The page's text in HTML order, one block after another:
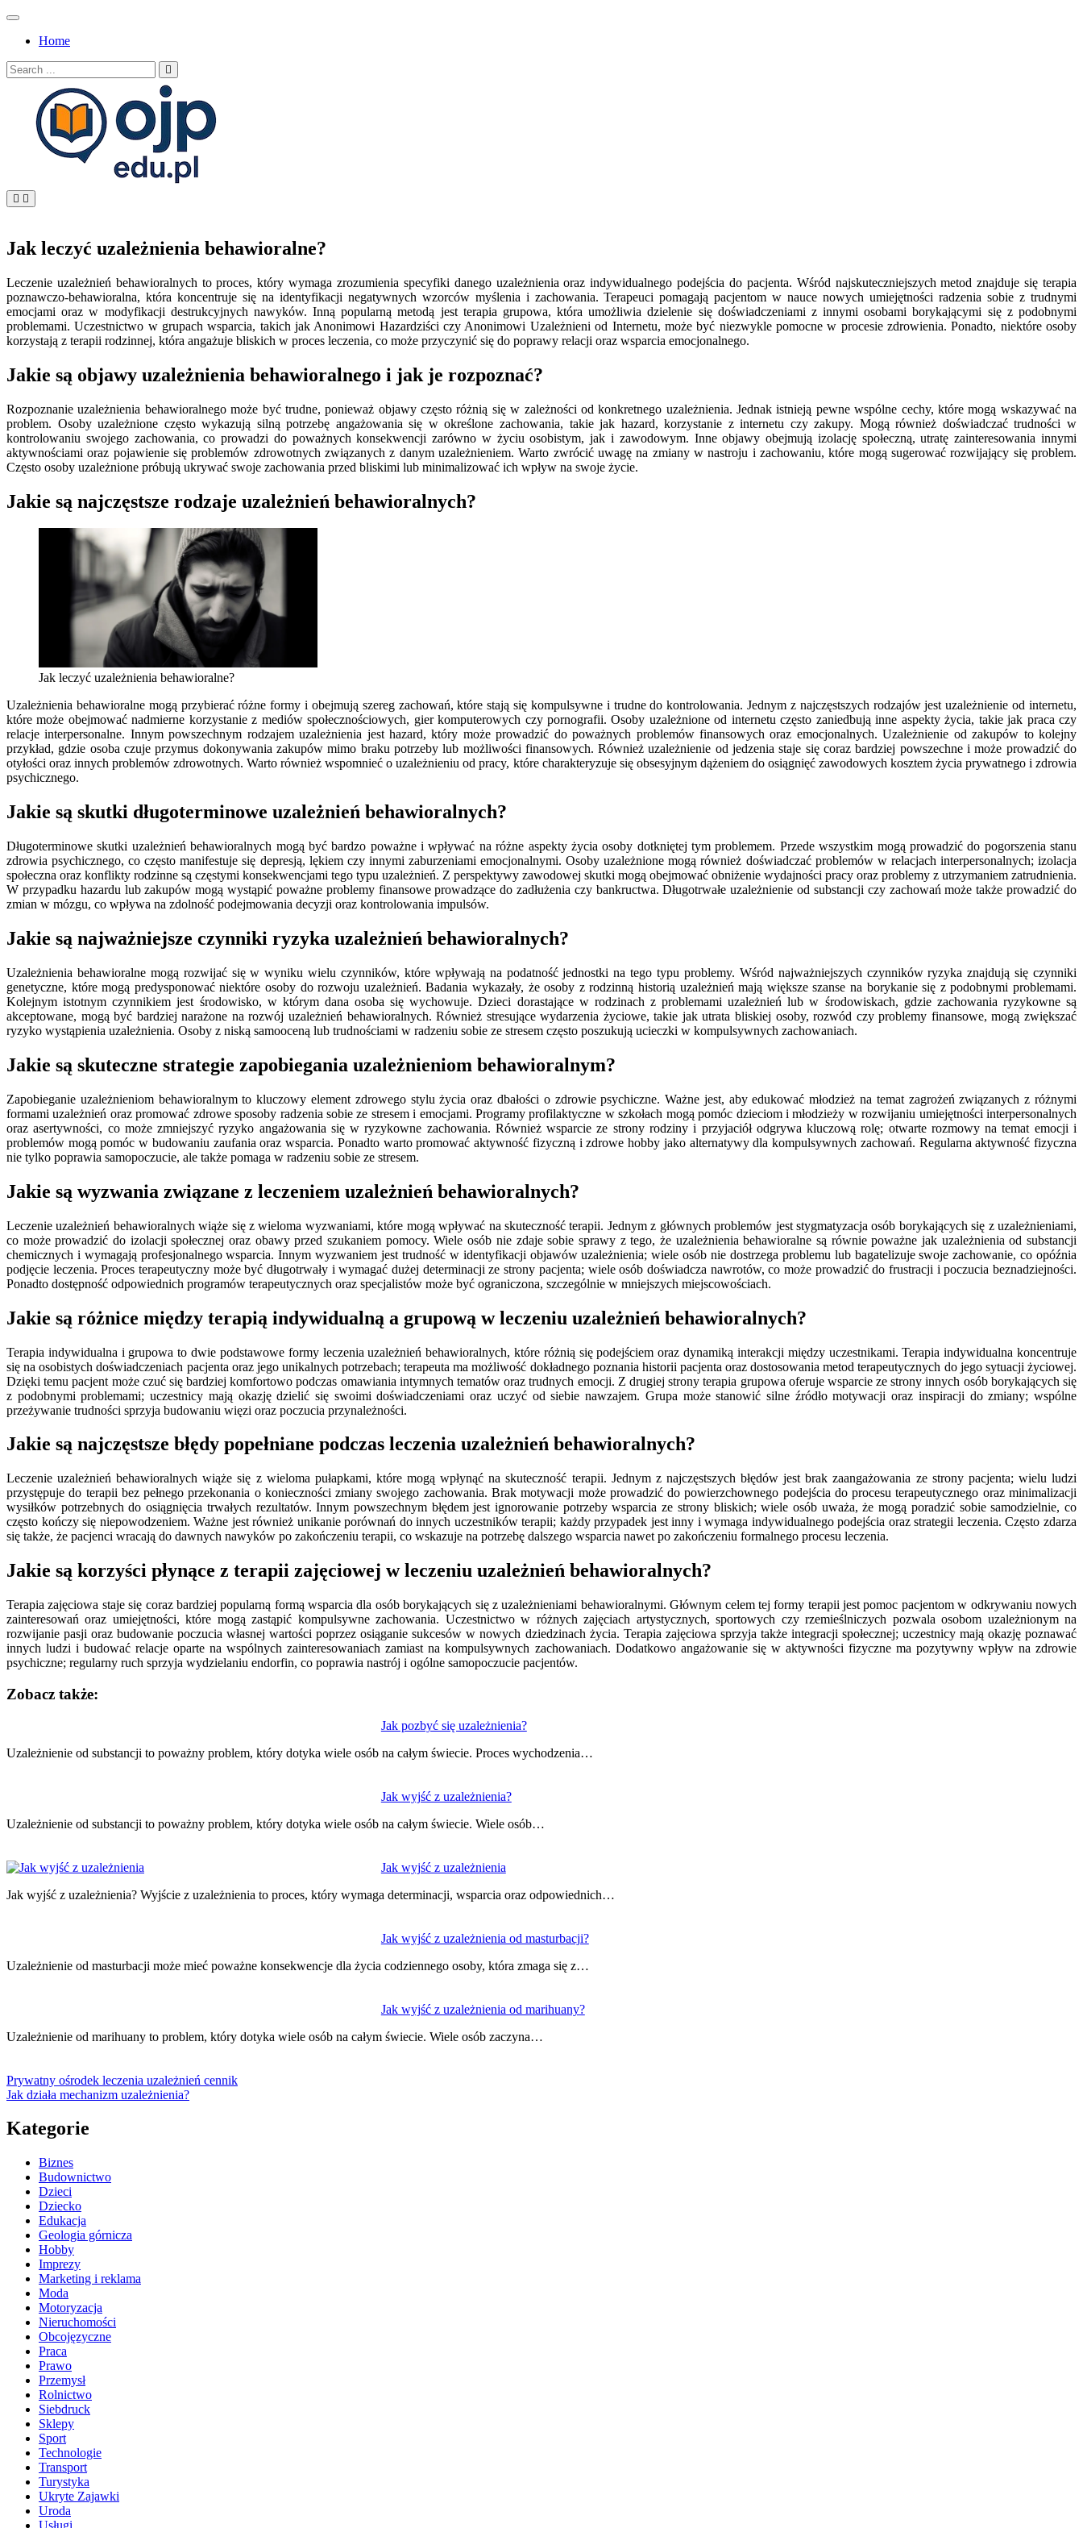
Skip
contentHome
Search
for:
Jak leczyć uzależnienia behawioralne?
Leczenie uzależnień behawioralnych to proces, który wymaga zrozumienia specyfiki danego uzależnienia oraz indywidualnego podejścia do pacjenta. Wśród najskuteczniejszych metod znajduje się terapia
poznawczo-behawioralna, która koncentruje się na identyfikacji negatywnych wzorców myślenia i zachowania. Terapeuci pomagają pacjentom w nauce nowych umiejętności radzenia sobie z trudnymi
emocjami oraz w modyfikacji destrukcyjnych nawyków. Inną popularną metodą jest terapia grupowa, która umożliwia dzielenie się doświadczeniami z innymi osobami borykającymi się z podobnymi
problemami. Uczestnictwo w grupach wsparcia, takich jak Anonimowi Hazardziści czy Anonimowi Uzależnieni od Internetu, może być niezwykle pomocne w procesie zdrowienia. Ponadto, niektóre osoby
korzystają z terapii rodzinnej, która angażuje bliskich w proces leczenia, co może przyczynić się do poprawy relacji oraz wsparcia emocjonalnego.
Jakie są objawy uzależnienia behawioralnego i jak je rozpoznać?
Rozpoznanie uzależnienia behawioralnego może być trudne, ponieważ objawy często różnią się w zależności od konkretnego uzależnienia. Jednak istnieją pewne wspólne cechy, które mogą wskazywać na
problem. Osoby uzależnione często wykazują silną potrzebę angażowania się w określone zachowania, takie jak hazard, korzystanie z internetu czy zakupy. Mogą również doświadczać trudności w
kontrolowaniu swojego zachowania, co prowadzi do poważnych konsekwencji zarówno w życiu osobistym, jak i zawodowym. Inne objawy obejmują izolację społeczną, utratę zainteresowania innymi
aktywnościami oraz pojawienie się problemów zdrowotnych związanych z danym uzależnieniem. Warto zwrócić uwagę na zmiany w nastroju i zachowaniu, które mogą sugerować rozwijający się problem.
Często osoby uzależnione próbują ukrywać swoje zachowania przed bliskimi lub minimalizować ich wpływ na swoje życie.
Jakie są najczęstsze rodzaje uzależnień behawioralnych?
Jak leczyć uzależnienia behawioralne?
Uzależnienia behawioralne mogą przybierać różne formy i obejmują szereg zachowań, które stają się kompulsywne i trudne do kontrolowania. Jednym z najczęstszych rodzajów jest uzależnienie od internetu,
które może obejmować nadmierne korzystanie z mediów społecznościowych, gier komputerowych czy pornografii. Osoby uzależnione od internetu często zaniedbują inne aspekty życia, takie jak praca czy
relacje interpersonalne. Innym powszechnym rodzajem uzależnienia jest hazard, który może prowadzić do poważnych problemów finansowych oraz emocjonalnych. Uzależnienie od zakupów to kolejny
przykład, gdzie osoba czuje przymus dokonywania zakupów mimo braku potrzeby lub możliwości finansowych. Również uzależnienie od jedzenia staje się coraz bardziej powszechne i może prowadzić do
otyłości oraz innych problemów zdrowotnych. Warto również wspomnieć o uzależnieniu od pracy, które charakteryzuje się obsesyjnym dążeniem do osiągnięć zawodowych kosztem życia prywatnego i zdrowia
psychicznego.
Jakie są skutki długoterminowe uzależnień behawioralnych?
Długoterminowe skutki uzależnień behawioralnych mogą być bardzo poważne i wpływać na różne aspekty życia osoby dotkniętej tym problemem. Przede wszystkim mogą prowadzić do pogorszenia stanu
zdrowia psychicznego, co często manifestuje się depresją, lękiem czy innymi zaburzeniami emocjonalnymi. Osoby uzależnione mogą również doświadczać problemów w relacjach interpersonalnych; izolacja
społeczna oraz konflikty rodzinne są częstymi konsekwencjami tego typu uzależnień. Z perspektywy zawodowej skutki mogą obejmować obniżenie wydajności pracy oraz problemy z utrzymaniem zatrudnienia.
W przypadku hazardu lub zakupów mogą wystąpić poważne problemy finansowe prowadzące do zadłużenia czy bankructwa. Długotrwałe uzależnienie od substancji czy zachowań może także prowadzić do
zmian w mózgu, co wpływa na zdolność podejmowania decyzji oraz kontrolowania impulsów.
Jakie są najważniejsze czynniki ryzyka uzależnień behawioralnych?
Uzależnienia behawioralne mogą rozwijać się w wyniku wielu czynników, które wpływają na podatność jednostki na tego typu problemy. Wśród najważniejszych czynników ryzyka znajdują się czynniki
genetyczne, które mogą predysponować niektóre osoby do rozwoju uzależnień. Badania wykazały, że osoby z rodzinną historią uzależnień mają większe szanse na borykanie się z podobnymi problemami.
Kolejnym istotnym czynnikiem jest środowisko, w którym dana osoba się wychowuje. Dzieci dorastające w rodzinach z problemami uzależnień lub w środowiskach, gdzie zachowania ryzykowne są
akceptowane, mogą być bardziej narażone na rozwój uzależnień behawioralnych. Również stresujące wydarzenia życiowe, takie jak utrata bliskiej osoby, rozwód czy problemy finansowe, mogą zwiększać
ryzyko wystąpienia uzależnienia. Osoby z niską samooceną lub trudnościami w radzeniu sobie ze stresem często poszukują ucieczki w kompulsywnych zachowaniach.
Jakie są skuteczne strategie zapobiegania uzależnieniom behawioralnym?
Zapobieganie uzależnieniom behawioralnym to kluczowy element zdrowego stylu życia oraz dbałości o zdrowie psychiczne. Ważne jest, aby edukować młodzież na temat zagrożeń związanych z różnymi
formami uzależnień oraz promować zdrowe sposoby radzenia sobie ze stresem i emocjami. Programy profilaktyczne w szkołach mogą pomóc dzieciom i młodzieży w rozwijaniu umiejętności interpersonalnych
oraz asertywności, co może zmniejszyć ryzyko angażowania się w ryzykowne zachowania. Również wsparcie ze strony rodziny i przyjaciół odgrywa kluczową rolę; otwarte rozmowy na temat emocji i
problemów mogą pomóc w budowaniu zaufania oraz wsparcia. Ponadto warto promować aktywność fizyczną i zdrowe hobby jako alternatywy dla kompulsywnych zachowań. Regularna aktywność fizyczna
nie tylko poprawia samopoczucie, ale także pomaga w radzeniu sobie ze stresem.
Jakie są wyzwania związane z leczeniem uzależnień behawioralnych?
Leczenie uzależnień behawioralnych wiąże się z wieloma wyzwaniami, które mogą wpływać na skuteczność terapii. Jednym z głównych problemów jest stygmatyzacja osób borykających się z uzależnieniami,
co może prowadzić do izolacji społecznej oraz obawy przed szukaniem pomocy. Wiele osób nie zdaje sobie sprawy z tego, że uzależnienia behawioralne są równie poważne jak uzależnienia od substancji
chemicznych i wymagają profesjonalnego wsparcia. Innym wyzwaniem jest trudność w identyfikacji objawów uzależnienia; wiele osób nie dostrzega problemu lub bagatelizuje swoje zachowanie, co opóźnia
podjęcie leczenia. Proces terapeutyczny może być długotrwały i wymagać dużej determinacji ze strony pacjenta; wiele osób doświadcza nawrotów, co może prowadzić do frustracji i poczucia beznadziejności.
Ponadto dostępność odpowiednich programów terapeutycznych oraz specjalistów może być ograniczona, szczególnie w mniejszych miejscowościach.
Jakie są różnice między terapią indywidualną a grupową w leczeniu uzależnień behawioralnych?
Terapia indywidualna i grupowa to dwie podstawowe formy leczenia uzależnień behawioralnych, które różnią się podejściem oraz dynamiką interakcji między uczestnikami. Terapia indywidualna koncentruje
się na osobistych doświadczeniach pacjenta oraz jego unikalnych potrzebach; terapeuta ma możliwość dokładnego poznania historii pacjenta oraz dostosowania metod terapeutycznych do jego sytuacji życiowej.
Dzięki temu pacjent może czuć się bardziej komfortowo podczas omawiania intymnych tematów oraz trudnych emocji. Z drugiej strony terapia grupowa oferuje wsparcie ze strony innych osób borykających się
z podobnymi problemami; uczestnicy mają okazję dzielić się swoimi doświadczeniami oraz uczyć od siebie nawzajem. Grupa może stanowić silne źródło motywacji oraz inspiracji do zmiany; wspólne
przeżywanie trudności sprzyja budowaniu więzi oraz poczucia przynależności.
Jakie są najczęstsze błędy popełniane podczas leczenia uzależnień behawioralnych?
Leczenie uzależnień behawioralnych wiąże się z wieloma pułapkami, które mogą wpłynąć na skuteczność terapii. Jednym z najczęstszych błędów jest brak zaangażowania ze strony pacjenta; wielu ludzi
przystępuje do terapii bez pełnego przekonania o konieczności zmiany swojego zachowania. Brak motywacji może prowadzić do powierzchownego podejścia do procesu terapeutycznego oraz minimalizacji
wysiłków potrzebnych do osiągnięcia trwałych rezultatów. Innym powszechnym błędem jest ignorowanie potrzeby wsparcia ze strony bliskich; wiele osób uważa, że mogą poradzić sobie samodzielnie, co
często kończy się niepowodzeniem. Ważne jest również unikanie porównań do innych uczestników terapii; każdy przypadek jest inny i wymaga indywidualnego podejścia oraz strategii leczenia. Często zdarza
się także, że pacjenci wracają do dawnych nawyków po zakończeniu terapii, co wskazuje na potrzebę dalszego wsparcia nawet po zakończeniu formalnego procesu leczenia.
Jakie są korzyści płynące z terapii zajęciowej w leczeniu uzależnień behawioralnych?
Terapia zajęciowa staje się coraz bardziej popularną formą wsparcia dla osób borykających się z uzależnieniami behawioralnymi. Głównym celem tej formy terapii jest pomoc pacjentom w odkrywaniu nowych
zainteresowań oraz umiejętności, które mogą zastąpić kompulsywne zachowania. Uczestnictwo w różnych zajęciach artystycznych, sportowych czy rzemieślniczych pozwala osobom uzależnionym na
rozwijanie pasji oraz budowanie poczucia własnej wartości poprzez osiąganie sukcesów w nowych dziedzinach życia. Terapia zajęciowa sprzyja także integracji społecznej; uczestnicy mają okazję poznawać
innych ludzi i budować relacje oparte na wspólnych zainteresowaniach zamiast na kompulsywnych zachowaniach. Dodatkowo angażowanie się w aktywności fizyczne ma pozytywny wpływ na zdrowie
psychiczne; regularny ruch sprzyja wydzielaniu endorfin, co poprawia nastrój i ogólne samopoczucie pacjentów.
Zobacz także:
Jak pozbyć się uzależnienia?
Uzależnienie od substancji to poważny problem, który dotyka wiele osób na całym świecie. Proces wychodzenia…
Jak wyjść z uzależnienia?
Uzależnienie od substancji to poważny problem, który dotyka wiele osób na całym świecie. Wiele osób…
Jak wyjść z uzależnienia
Jak wyjść z uzależnienia? Wyjście z uzależnienia to proces, który wymaga determinacji, wsparcia oraz odpowiednich…
Jak wyjść z uzależnienia od masturbacji?
Uzależnienie od masturbacji może mieć poważne konsekwencje dla życia codziennego osoby, która zmaga się z…
Jak wyjść z uzależnienia od marihuany?
Uzależnienie od marihuany to problem, który dotyka wiele osób na całym świecie. Wiele osób zaczyna…
wpisu
Prywatny ośrodek leczenia uzależnień cennik
Jak działa mechanizm uzależnienia?
Kategorie
Biznes
Budownictwo
Dzieci
Dziecko
Edukacja
Geologia górnicza
Hobby
Imprezy
Marketing i reklama
Moda
Motoryzacja
Nieruchomości
Obcojęzyczne
Praca
Prawo
Przemysł
Rolnictwo
Siebdruck
Sklepy
Sport
Technologie
Transport
Turystyka
Ukryte Zajawki
Uroda